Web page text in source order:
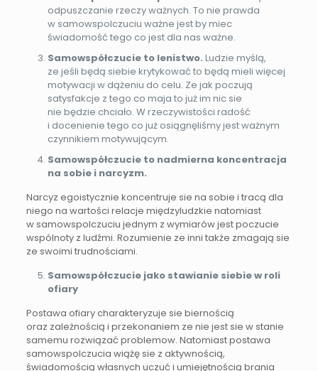
odpuszczanie rzeczy ważnych. To nie prawda
w samowspolczuciu ważne jest by miec
świadomość tego co jest dla nas ważne.
Samowspółczucie to lenistwo. Ludzie myślą,
ze jeśli będą siebie krytykować to będą mieli więcej
motywacji w dążeniu do celu. Ze jak poczują
satysfakcje z tego co maja to już im nic sie
nie będzie chciało. W rzeczywistości radość
i docenienie tego co już osiągnęliśmy jest ważnym
czynnikiem motywującym.
Samowspółczucie to nadmierna koncentracja
na sobie i narcyzm.
Narcyz egoistycznie koncentruje sie na sobie i tracą dla
niego na wartości relacje międzyludzkie natomiast
w samowspolczuciu jednym z wymiarów jest poczucie
wspólnoty z ludźmi. Rozumienie ze inni także zmagają sie
ze swoimi trudnościami.
Samowspółczucie jako stawianie siebie w roli
ofiary
Postawa ofiary charakteryzuje sie biernością
oraz zależnością i przekonaniem ze nie jest sie w stanie
samemu rozwiązać problemow. Natomiast postawa
samowspolczucia wiążę sie z aktywnością,
świadomością własnych uczuć i umiejętnością brania